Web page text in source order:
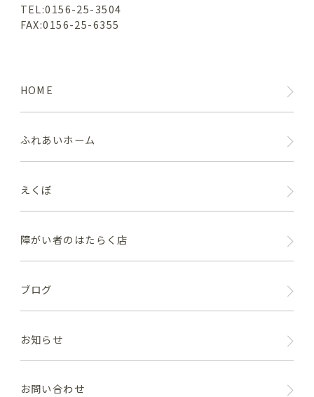
TEL:0156-25-3504
FAX:0156-25-6355
HOME
ふれあいホーム
えくぼ
障がい者のはたらく店
ブログ
お知らせ
お問い合わせ